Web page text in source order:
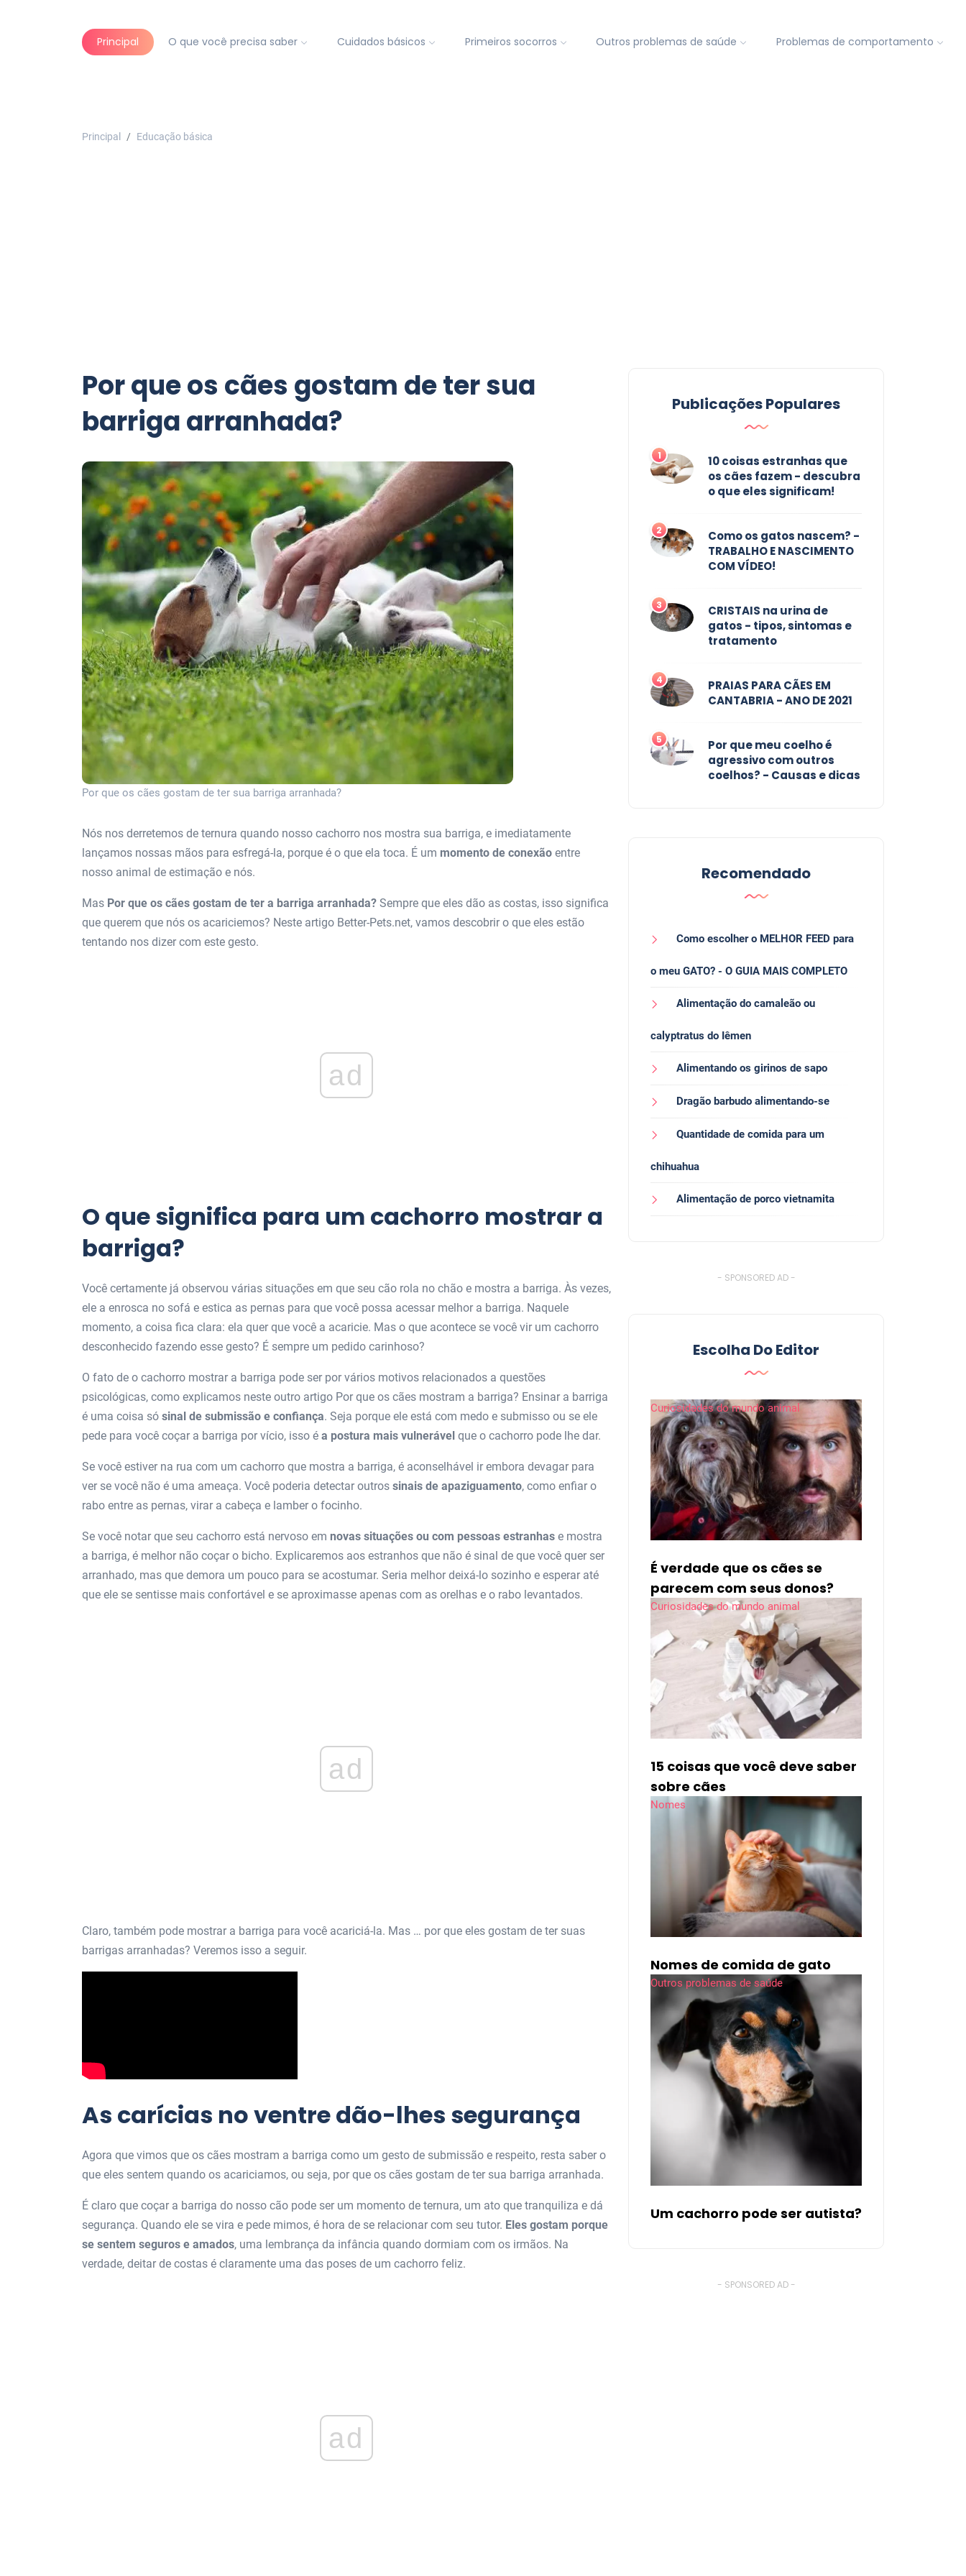
Principal O que você precisa saber Cuidados básicos Primeiros socorros Outros problemas de saúde Problemas de comportamento
Principal Educação básica
Por que os cães gostam de ter sua
barriga arranhada?
Por que os cães gostam de ter sua barriga arranhada?
Nós nos derretemos de ternura quando nosso cachorro nos mostra sua barriga, e imediatamente
lançamos nossas mãos para esfregá-la, porque é o que ela toca. É um momento de conexão entre
nosso animal de estimação e nós.
Mas Por que os cães gostam de ter a barriga arranhada? Sempre que eles dão as costas, isso significa
que querem que nós os acariciemos? Neste artigo Better-Pets.net, vamos descobrir o que eles estão
tentando nos dizer com este gesto.
ad
O que significa para um cachorro mostrar a
barriga?
Você certamente já observou várias situações em que seu cão rola no chão e mostra a barriga. Às vezes,
ele a enrosca no sofá e estica as pernas para que você possa acessar melhor a barriga. Naquele
momento, a coisa fica clara: ela quer que você a acaricie. Mas o que acontece se você vir um cachorro
desconhecido fazendo esse gesto? É sempre um pedido carinhoso?
O fato de o cachorro mostrar a barriga pode ser por vários motivos relacionados a questões
psicológicas, como explicamos neste outro artigo Por que os cães mostram a barriga? Ensinar a barriga
é uma coisa só sinal de submissão e confiança. Seja porque ele está com medo e submisso ou se ele
pede para você coçar a barriga por vício, isso é a postura mais vulnerável que o cachorro pode lhe dar.
Se você estiver na rua com um cachorro que mostra a barriga, é aconselhável ir embora devagar para
ver se você não é uma ameaça. Você poderia detectar outros sinais de apaziguamento, como enfiar o
rabo entre as pernas, virar a cabeça e lamber o focinho.
Se você notar que seu cachorro está nervoso em novas situações ou com pessoas estranhas e mostra
a barriga, é melhor não coçar o bicho. Explicaremos aos estranhos que não é sinal de que você quer ser
arranhado, mas que demora um pouco para se acostumar. Seria melhor deixá-lo sozinho e esperar até
que ele se sentisse mais confortável e se aproximasse apenas com as orelhas e o rabo levantados.
ad
Claro, também pode mostrar a barriga para você acariciá-la. Mas … por que eles gostam de ter suas
barrigas arranhadas? Veremos isso a seguir.
As carícias no ventre dão-lhes segurança
Agora que vimos que os cães mostram a barriga como um gesto de submissão e respeito, resta saber o
que eles sentem quando os acariciamos, ou seja, por que os cães gostam de ter sua barriga arranhada.
É claro que coçar a barriga do nosso cão pode ser um momento de ternura, um ato que tranquiliza e dá
segurança. Quando ele se vira e pede mimos, é hora de se relacionar com seu tutor. Eles gostam porque
se sentem seguros e amados, uma lembrança da infância quando dormiam com os irmãos. Na
verdade, deitar de costas é claramente uma das poses de um cachorro feliz.
ad
Publicações Populares
1
10 coisas estranhas que
os cães fazem - descubra
o que eles significam!
2
Como os gatos nascem? -
TRABALHO E NASCIMENTO
COM VÍDEO!
3
CRISTAIS na urina de
gatos - tipos, sintomas e
tratamento
4
PRAIAS PARA CÃES EM
CANTABRIA - ANO DE 2021
5
Por que meu coelho é
agressivo com outros
coelhos? - Causas e dicas
Recomendado
Como escolher o MELHOR FEED para
o meu GATO? - O GUIA MAIS COMPLETO
Alimentação do camaleão ou
calyptratus do Iêmen
Alimentando os girinos de sapo
Dragão barbudo alimentando-se
Quantidade de comida para um
chihuahua
Alimentação de porco vietnamita
- SPONSORED AD -
Escolha Do Editor
Curiosidades do mundo animal
É verdade que os cães se
parecem com seus donos?
Curiosidades do mundo animal
15 coisas que você deve saber
sobre cães
Nomes
Nomes de comida de gato
Outros problemas de saúde
Um cachorro pode ser autista?
- SPONSORED AD -